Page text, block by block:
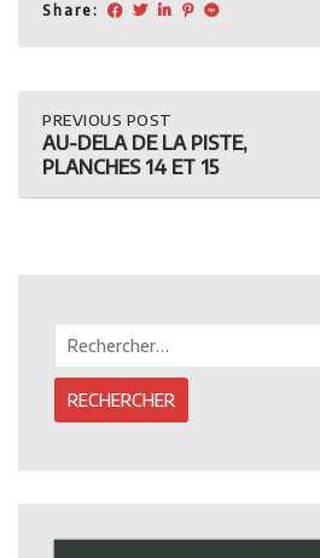
Share:
Post
navigation
PREVIOUS
POST:
AU-
DELA
DE
PREVIOUS POST
AU-DELA DE LA PISTE,
PLANCHES 14 ET 15